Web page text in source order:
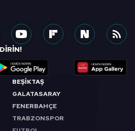
kullanılan çerezlerle ilgili bilgi
.
BEŞİKTAŞ
GALATASARAY
FENERBAHÇE
TRABZONSPOR